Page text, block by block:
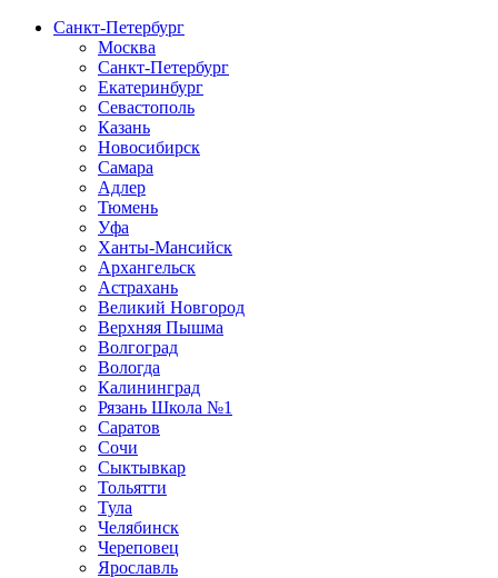
Санкт-Петербург
Москва
Санкт-Петербург
Екатеринбург
Севастополь
Казань
Новосибирск
Самара
Адлер
Тюмень
Уфа
Ханты-Мансийск
Архангельск
Астрахань
Великий Новгород
Верхняя Пышма
Волгоград
Вологда
Калининград
Рязань Школа №1
Саратов
Сочи
Сыктывкар
Тольятти
Тула
Челябинск
Череповец
Ярославль